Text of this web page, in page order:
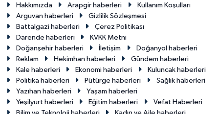
Hakkımızda
Arapgir haberleri
Kullanım Koşulları
Arguvan haberleri
Gizlilik Sözleşmesi
Battalgazi haberleri
Çerez Politikası
Darende haberleri
KVKK Metni
Doğanşehir haberleri
İletişim
Doğanyol haberleri
Reklam
Hekimhan haberleri
Gündem haberleri
Kale haberleri
Ekonomi haberleri
Kuluncak haberleri
Politika haberleri
Pütürge haberleri
Sağlık haberleri
Yazıhan haberleri
Yaşam haberleri
Yeşilyurt haberleri
Eğitim haberleri
Vefat Haberleri